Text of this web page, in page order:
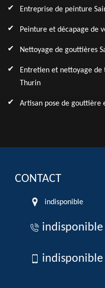
Entreprise de peinture
Peinture et décapage de
Nettoyage de gouttières
Entretien et nettoyage
Thurin
Artisan pose de gouttière
CONTACT
indisponible
indisponible
indisponible